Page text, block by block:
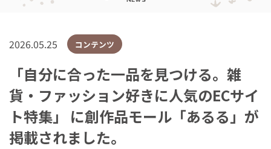
2026.05.25 コンテンツ
「自分に合った一品を見つける。雑
貨・ファッション好きに人気のECサイ
ト特集」 に創作品モール「あるる」が
掲載されました。